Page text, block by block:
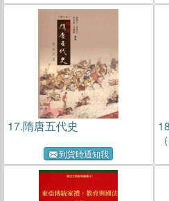
17.隋唐五代史
到貨時通知我